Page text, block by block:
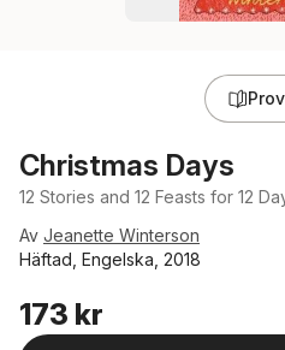
Christmas Days
12 Stories and 12 Feasts for 12
Av Jeanette Winterson
Häftad, Engelska, 2018
173 kr